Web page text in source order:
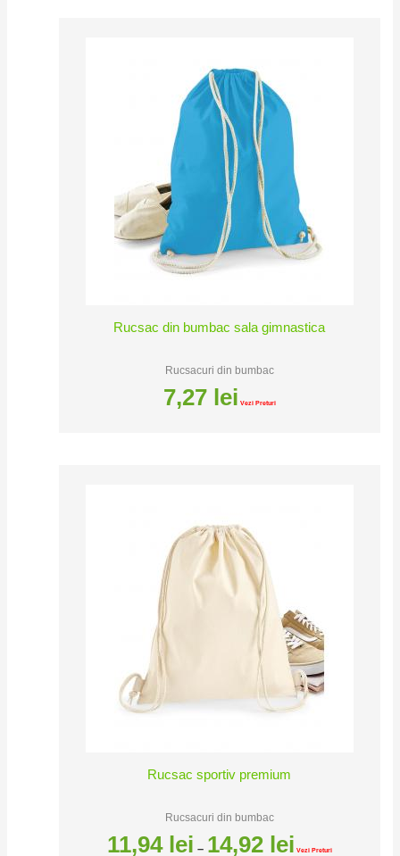
Rucsac din bumbac sala gimnastica
Rucsacuri din bumbac
7,27 lei Vezi Preturi
Rucsac sportiv premium
Rucsacuri din bumbac
11,94 lei – 14,92 lei Vezi Preturi